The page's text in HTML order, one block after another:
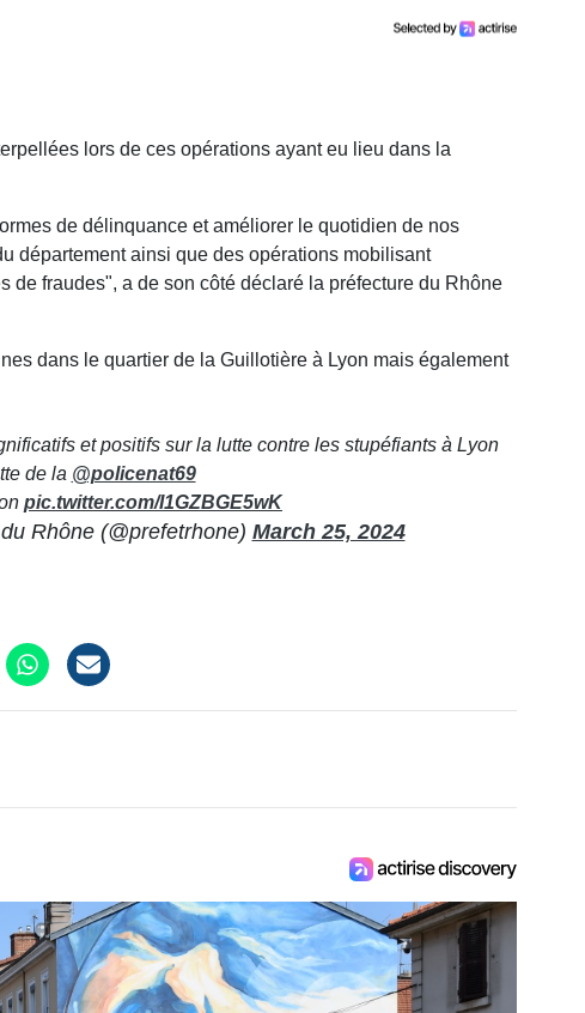
lors de ces opérations ayant eu lieu dans la
de délinquance et améliorer le quotidien de nos
département ainsi que des opérations mobilisant
de fraudes", a de son côté déclaré la préfecture du Rhône
dans le quartier de la Guillotière à Lyon mais également
et positifs sur la lutte contre les stupéfiants à Lyon
de la @policenat69
pic.twitter.com/I1GZBGE5wK
Rhône (@prefetrhone) March 25, 2024